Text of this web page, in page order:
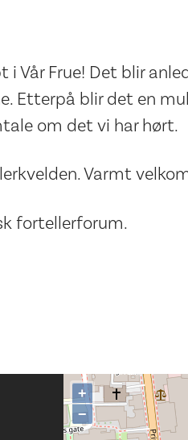
Vår Frue! Det blir
Etterpå blir det en
om det vi har hørt.
Varmt
fortellerforum.
+
−